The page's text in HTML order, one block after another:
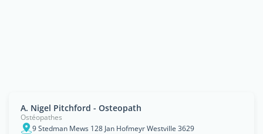
A. Nigel Pitchford - Osteopath
Ostéopathes
9 Stedman Mews 128 Jan Hofmeyr Westville 3629